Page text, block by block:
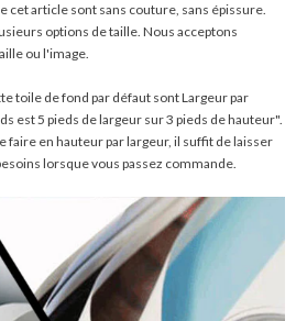
cet article sont sans couture, sans épissure.
options de taille. Nous acceptons
ou l'image.
toile de fond par défaut sont Largeur par
est 5 pieds de largeur sur 3 pieds de hauteur".
faire en hauteur par largeur, il suffit de laisser
lorsque vous passez commande.